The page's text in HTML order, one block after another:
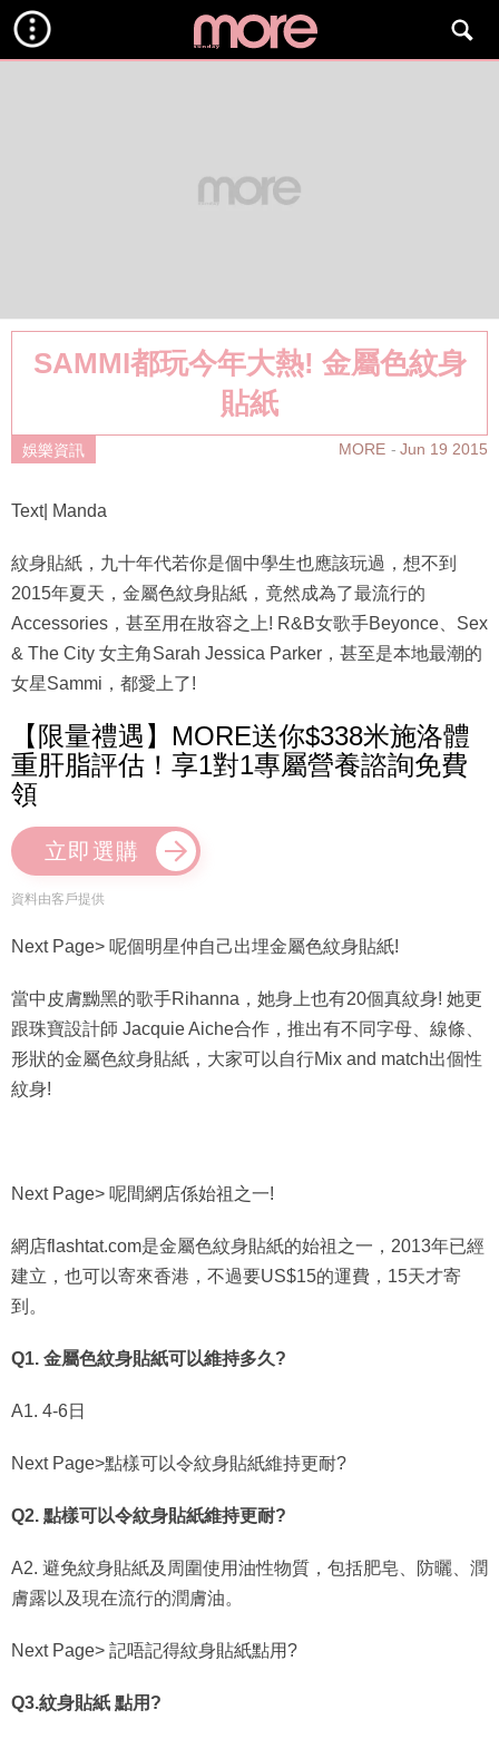
SAMMI都玩今年大熱! 金屬色紋身
貼紙
娛樂資訊 MORE Jun 19 2015
Text| Manda
紋身貼紙，九十年代若你是個中學生也應該玩過，想不到
2015年夏天，金屬色紋身貼紙，竟然成為了最流行的
Accessories，甚至用在妝容之上! R&B女歌手Beyonce、Sex
& The City 女主角Sarah Jessica Parker，甚至是本地最潮的
女星Sammi，都愛上了!
【限量禮遇】MORE送你$338米施洛體
重肝脂評估！享1對1專屬營養諮詢免費
領
立即選購
資料由客戶提供
Next Page> 呢個明星仲自己出埋金屬色紋身貼紙!
當中皮膚黝黑的歌手Rihanna，她身上也有20個真紋身! 她更
跟珠寶設計師 Jacquie Aiche合作，推出有不同字母、線條、
形狀的金屬色紋身貼紙，大家可以自行Mix and match出個性
紋身!
Next Page> 呢間網店係始祖之一!
網店flashtat.com是金屬色紋身貼紙的始祖之一，2013年已經
建立，也可以寄來香港，不過要US$15的運費，15天才寄
到。
Q1. 金屬色紋身貼紙可以維持多久?
A1. 4-6日
Next Page>點樣可以令紋身貼紙維持更耐?
Q2. 點樣可以令紋身貼紙維持更耐?
A2. 避免紋身貼紙及周圍使用油性物質，包括肥皂、防曬、潤
膚露以及現在流行的潤膚油。
Next Page> 記唔記得紋身貼紙點用?
Q3.紋身貼紙 點用?